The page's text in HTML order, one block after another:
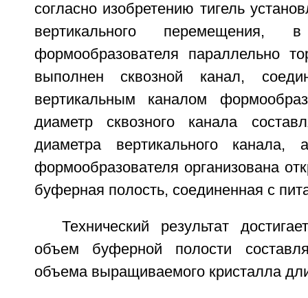
согласно изобретению тигель
вертикального перемещения,
формообразователя параллельно
выполнен сквозной канал,
вертикальным каналом
диаметр сквозного канала
диаметра вертикального
формообразователя организована
буферная полость, соединенная с
Технический результат
объем буферной полости
объема выращиваемого кристалла